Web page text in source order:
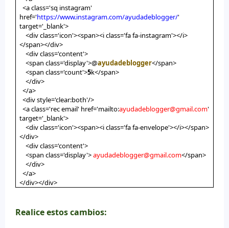
<a class='sq instagram'
href='https://www.instagram.com/ayudadeblogger/'
target='_blank'>
<div class='icon'><span><i class='fa fa-instagram'></i>
</span></div>
<div class='content'>
<span class='display'>@ayudadeblogger</span>
<span class='count'>5k</span>
</div>
</a>
<div style='clear:both'/>
<a class='rec email' href='mailto:ayudadeblogger@gmail.com'
target='_blank'>
<div class='icon'><span><i class='fa fa-envelope'></i></span>
</div>
<div class='content'>
<span class='display'>ayudadeblogger@gmail.com</span>
</div>
</a>
</div></div>
Realice estos cambios: